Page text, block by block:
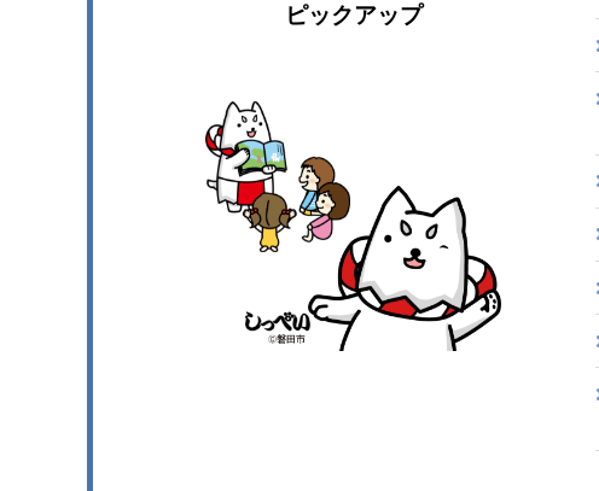
ピックアップ